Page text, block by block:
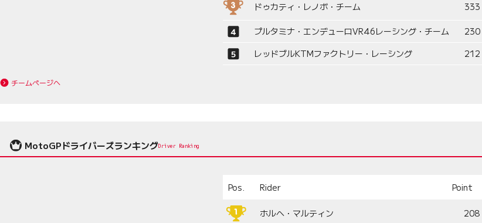
ドゥカティ・レノボ・チーム 333
プルタミナ・エンデューロVR46レーシング・チーム
230
レッドブルKTMファクトリー・レーシング
212
チームページへ
MotoGPドライバーズランキングDriver Ranking
Pos. Rider Point
ホルヘ・マルティン 208